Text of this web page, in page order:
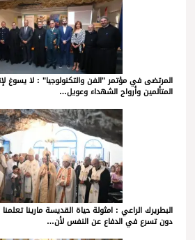
المرتضى في مؤتمر "الفن والتكنولوجيا" : لا يسوغ
المتألمين وأرواح الشهداء وعويل…
البطريرك الراعي : امثولة حياة القديسة مارينا
دون تسرع في الدفاع عن النفس لأن…